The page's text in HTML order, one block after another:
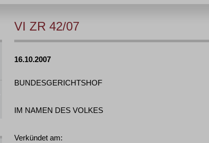
VI ZR 42/07
16.10.2007
BUNDESGERICHTSHOF
IM NAMEN DES VOLKES
Verkündet am: